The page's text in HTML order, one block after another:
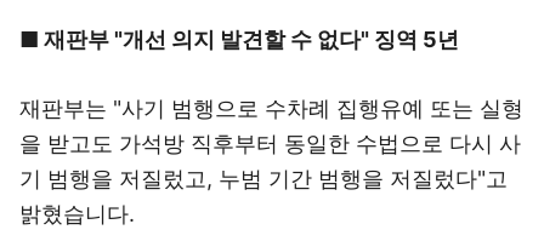
■ 재판부 "개선 의지 발견할 수 없다" 징역 5년
재판부는 "사기 범행으로 수차례 집행유예 또는 실형
을 받고도 가석방 직후부터 동일한 수법으로 다시 사
기 범행을 저질렀고, 누범 기간 범행을 저질렀다"고
밝혔습니다.